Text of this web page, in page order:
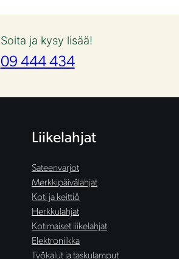
Soita ja kysy lisää!
09 444 434
Liikelahjat
Sateenvarjot
Merkkipäivälahjat
Koti ja keittiö
Herkkulahjat
Kotimaiset liikelahjat
Elektroniikka
Työkalut ja taskulamput